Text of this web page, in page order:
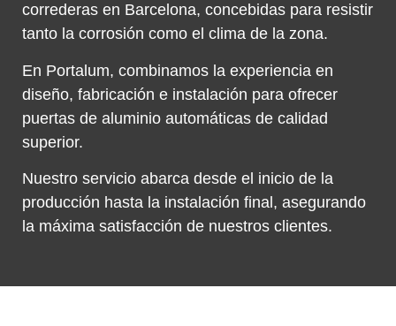
correderas en Barcelona, concebidas para resistir
tanto la corrosión como el clima de la zona.
En Portalum, combinamos la experiencia en
diseño, fabricación e instalación para ofrecer
puertas de aluminio automáticas de calidad
superior.
Nuestro servicio abarca desde el inicio de la
producción hasta la instalación final, asegurando
la máxima satisfacción de nuestros clientes.